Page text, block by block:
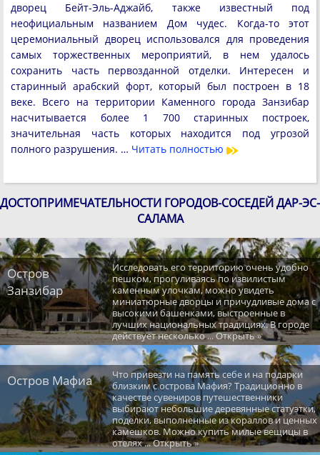
дворец Бейт-Эль-Аджайб, также известный под
неофициальным названием Дом чудес. Когда-то этот
церемониальный дворец использовался для проведения
самых торжественных мероприятий, в нем удалось
сохранить часть первозданной отделки. Интересен и
старинный арабский форт, который был построен в 18
веке. Всего на территории Каменного города Занзибар
насчитывается более 1 700 старинных построек,
значительная часть которых находится под угрозой
полного разрушения. … Читать полностью
ДОСТОПРИМЕЧАТЕЛЬНОСТИ ГОРОДОВ-СОСЕДЕЙ ДАР-ЭС-
САЛАМА
Остров
Занзибар
Исследовать его территорию очень удобно
пешком, прогуливаясь по извилистым
каменным улочкам, можно увидеть
миниатюрные дворцы и причудливые дома с
высокими башенками, выстроенные в
лучших национальных традициях. В городе
действует несколько ... Открыть »
Остров Мафиа
Что привезти на память себе и на подарки
близким с острова Мафия? Традиционно в
качестве сувениров путешественники
выбирают небольшие деревянные статуэтки,
поделки, выполненные из кораллов и ценных
камешков. Можно купить милые вещицы в
отелях ... Открыть »